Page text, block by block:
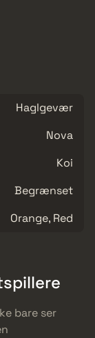
Haglgevær
Nova
Koi
Begrænset
Orange, Red
bare ser